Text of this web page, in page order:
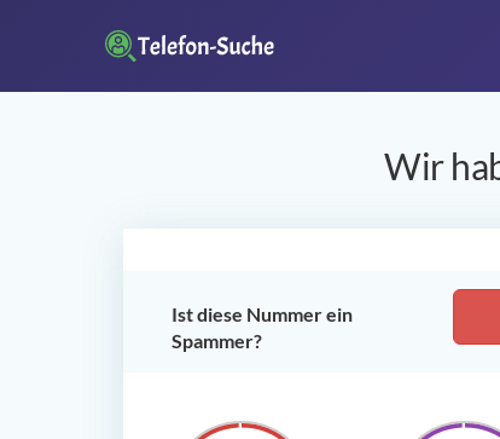
Wir
Ist diese Nummer ein
Spammer?